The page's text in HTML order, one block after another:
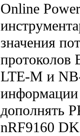
Online
значения
протоколов
LTE-M и
дополнять
nRF9160